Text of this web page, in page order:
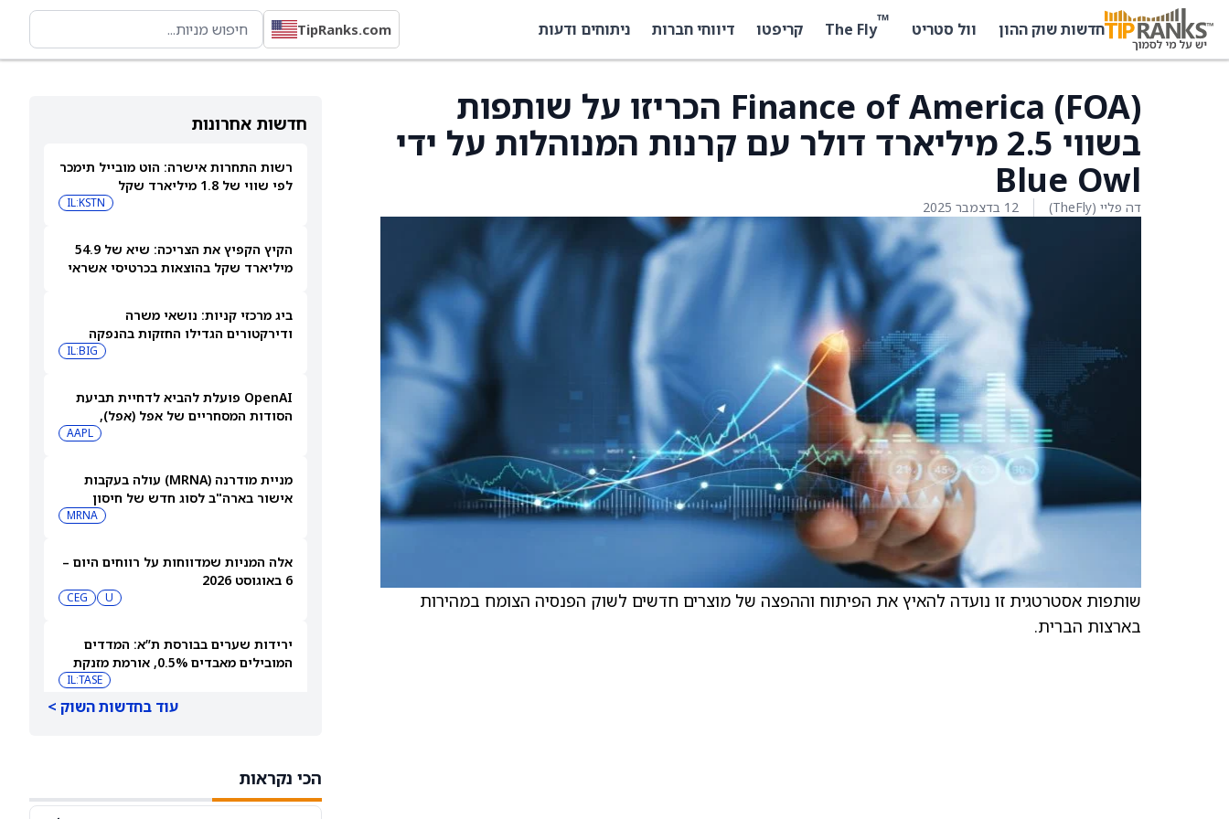
חדשות שוק ההון וול סטריט ™
The Fly קריפטו דיווחי חברות ניתוחים ודעות TipRanks.com
חדשות אחרונות
רשות התחרות אישרה: הוט מובייל תימכר
לפי שווי של 1.8 מיליארד שקל
IL:KSTN
הקיץ הקפיץ את הצריכה: שיא של 54.9
מיליארד שקל בהוצאות בכרטיסי אשראי
ביג מרכזי קניות: נושאי משרה
ודירקטורים הגדילו החזקות בהנפקה
IL:BIG
OpenAI פועלת להביא לדחיית תביעת
הסודות המסחריים של אפל (אפל),
שאותה כינתה "רשלנית, אגרסיבית AAPL
מניית מודרנה (MRNA) עולה בעקבות
אישור בארה"ב לסוג חדש של חיסון
MRNA
אלה המניות שמדווחות על רווחים היום –
6 באוגוסט 2026
U
CEG
ירידות שערים בבורסת ת”א: המדדים
המובילים מאבדים 0.5%, אורמת מזנקת
IL:TASE
אאורה השקעות זכתה בפרויקט
עוד בחדשות השוק >
הכי נקראות
Finance of America (FOA) הכריזו על שותפות
בשווי 2.5 מיליארד דולר עם קרנות המנוהלות על ידי
Blue Owl
דה פליי (TheFly) 12 בדצמבר 2025
שותפות אסטרטגית זו נועדה להאיץ את הפיתוח וההפצה של מוצרים חדשים לשוק הפנסיה הצומח במהירות
בארצות הברית.